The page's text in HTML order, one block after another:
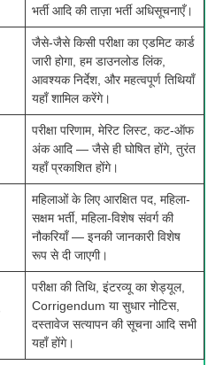
भर्ती आदि की ताज़ा भर्ती अधिसूचनाएँ।
जैसे-जैसे किसी परीक्षा का एडमिट कार्ड
जारी होगा, हम डाउनलोड लिंक,
आवश्यक निर्देश, और महत्वपूर्ण तिथियाँ
यहाँ शामिल करेंगे।
परीक्षा परिणाम, मेरिट लिस्ट, कट-ऑफ
अंक आदि — जैसे ही घोषित होंगे, तुरंत
यहाँ प्रकाशित होंगे।
महिलाओं के लिए आरक्षित पद, महिला-
सक्षम भर्ती, महिला-विशेष संवर्ग की
नौकरियाँ — इनकी जानकारी विशेष
रूप से दी जाएगी।
परीक्षा की तिथि, इंटरव्यू का शेड्यूल,
Corrigendum या सुधार नोटिस,
दस्तावेज सत्यापन की सूचना आदि सभी
यहाँ होंगे।